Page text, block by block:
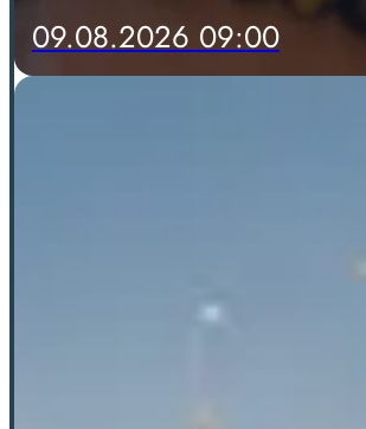
09.08.2026 09:00